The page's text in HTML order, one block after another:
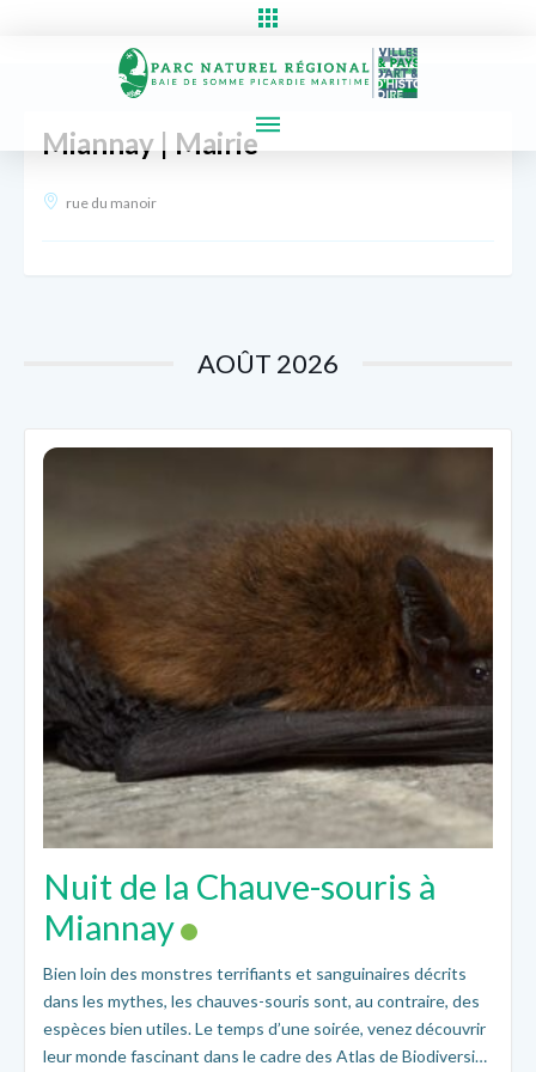
Miannay | Mairie
rue du manoir
AOÛT 2026
Nuit de la Chauve-souris à
Miannay
Bien loin des monstres terrifiants et sanguinaires décrits
dans les mythes, les chauves-souris sont, au contraire, des
espèces bien utiles. Le temps d’une soirée, venez découvrir
leur monde fascinant dans le cadre des Atlas de Biodiversité